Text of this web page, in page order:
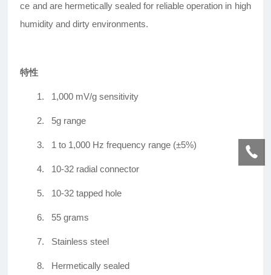
ce and are hermetically sealed for reliable operation in high
humidity and dirty environments.
特性
1. 1,000 mV/g sensitivity
2. 5g range
3. 1 to 1,000 Hz frequency range (±5%)
4. 10-32 radial connector
5. 10-32 tapped hole
6. 55 grams
7. Stainless steel
8. Hermetically sealed